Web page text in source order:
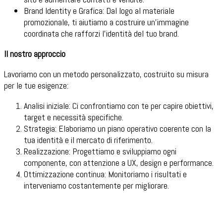
Brand Identity e Grafica: Dal logo al materiale
promozionale, ti aiutiamo a costruire un'immagine
coordinata che rafforzi l’identità del tuo brand.
Il nostro approccio
Lavoriamo con un metodo personalizzato, costruito su misura
per le tue esigenze:
Analisi iniziale: Ci confrontiamo con te per capire obiettivi,
target e necessità specifiche.
Strategia: Elaboriamo un piano operativo coerente con la
tua identità e il mercato di riferimento.
Realizzazione: Progettiamo e sviluppiamo ogni
componente, con attenzione a UX, design e performance.
Ottimizzazione continua: Monitoriamo i risultati e
interveniamo costantemente per migliorare.